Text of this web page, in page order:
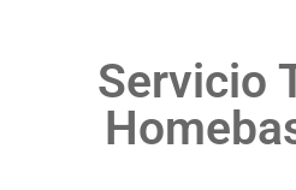
Servicio